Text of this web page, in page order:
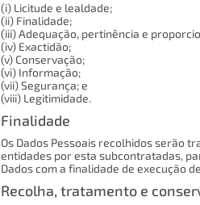
(i) Licitude e lealdade;
(ii) Finalidade;
(iii) Adequação, pertinência e
(iv) Exactidão;
(v) Conservação;
(vi) Informação;
(vii) Segurança; e
(viii) Legitimidade.
Finalidade
Os Dados Pessoais recolhidos serão
entidades por esta subcontratadas,
Dados com a finalidade de execução
Recolha, tratamento e